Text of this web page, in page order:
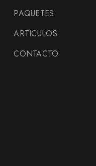
PAQUETES
ARTICULOS
CONTACTO